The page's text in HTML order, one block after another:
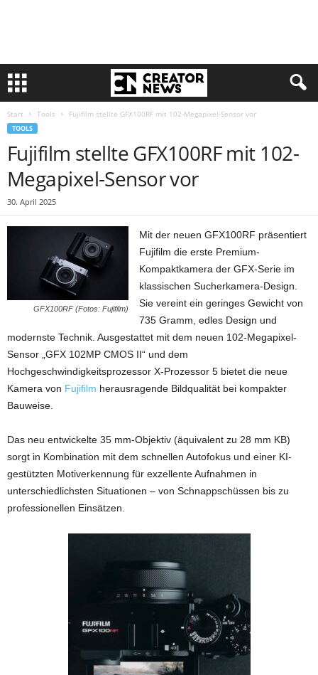
Start Tools Fujifilm stellte GFX100RF mit 102-Megapixel-Sensor vor
TOOLS
Fujifilm stellte GFX100RF mit 102-
Megapixel-Sensor vor
30. April 2025
GFX100RF (Fotos: Fujifilm)
Mit der neuen GFX100RF präsentiert
Fujifilm die erste Premium-
Kompaktkamera der GFX-Serie im
klassischen Sucherkamera-Design.
Sie vereint ein geringes Gewicht von
735 Gramm, edles Design und
modernste Technik. Ausgestattet mit dem neuen 102-Megapixel-
Sensor „GFX 102MP CMOS II“ und dem
Hochgeschwindigkeitsprozessor X-Prozessor 5 bietet die neue
Kamera von Fujifilm herausragende Bildqualität bei kompakter
Bauweise.
Das neu entwickelte 35 mm-Objektiv (äquivalent zu 28 mm KB)
sorgt in Kombination mit dem schnellen Autofokus und einer KI-
gestützten Motiverkennung für exzellente Aufnahmen in
unterschiedlichsten Situationen – von Schnappschüssen bis zu
professionellen Einsätzen.